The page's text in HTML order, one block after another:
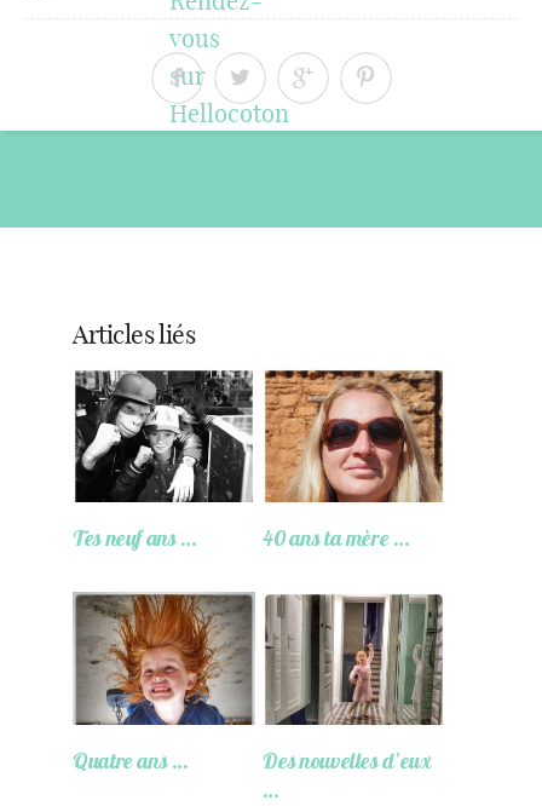
Articles liés
Tes neuf ans … 40 ans ta mère …
Quatre ans …
Des nouvelles d’eux
…